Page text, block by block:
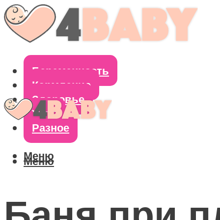
Беременность
Кормление
Здоровье
Уход
Разное
Меню
Меню